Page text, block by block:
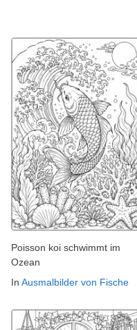
Poisson koi schwimmt im
Ozean
In Ausmalbilder von Fische